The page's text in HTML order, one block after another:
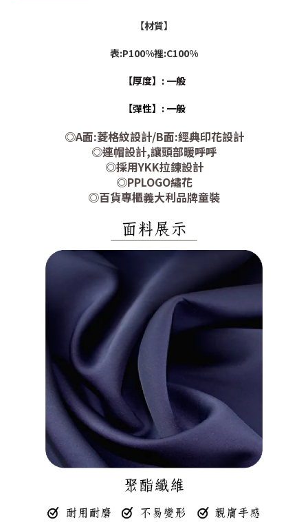
【材質】
表:P100%裡:C100%
【厚度】: 一般
【彈性】: 一般
◎A面:菱格紋設計/B面:經典印花設計
◎連帽設計,讓頭部暖呼呼
◎採用YKK拉鍊設計
◎PPLOGO繡花
◎百貨專櫃義大利品牌童裝